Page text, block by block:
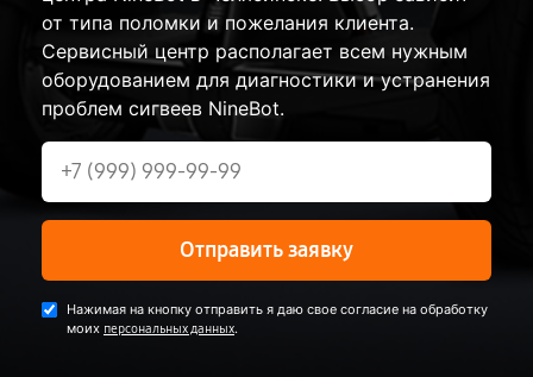
от типа поломки и пожелания клиента.
Сервисный центр располагает всем нужным
оборудованием для диагностики и устранения
проблем сигвеев NineBot.
Отправить заявку
Нажимая на кнопку отправить я даю свое согласие на обработку
моих персональных данных.